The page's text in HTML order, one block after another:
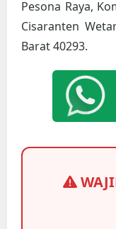
Pesona Raya,
Cisaranten
Barat 40293.